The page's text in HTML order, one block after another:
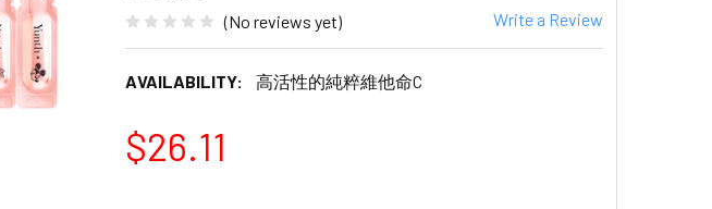
(No reviews yet) Write a Review
AVAILABILITY: 高活性的純粹維他命C
$26.11